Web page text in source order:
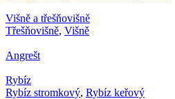
Višně a třešňovišně
Třešňovišně, Višně
Angrešt
Rybíz
Rybíz stromkový, Rybíz keřový